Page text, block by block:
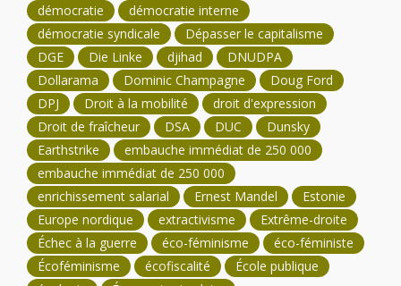
démocratie
démocratie interne
démocratie syndicale
Dépasser le capitalisme
DGE
Die Linke djihad
DNUDPA
Dollarama
Dominic Champagne
Doug Ford
DPJ
Droit à la mobilité
droit d'expression
Droit de fraîcheur
DSA DUC
Dunsky
Earthstrike
embauche immédiat de 250 000
embauche immédiat de 250 000
enrichissement salarial
Ernest Mandel
Estonie
Europe nordique
extractivisme
Extrême-droite
Échec à la guerre
éco-féminisme
éco-féministe
Écoféminisme
écofiscalité
École publique